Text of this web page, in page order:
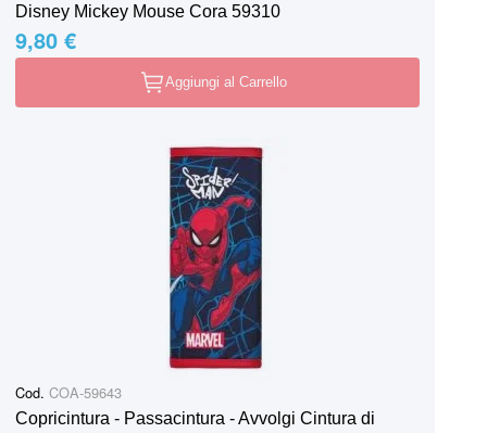
Disney Mickey Mouse Cora 59310
9,80 €
Aggiungi al Carrello
Cod. COA-59643
Copricintura - Passacintura - Avvolgi Cintura di